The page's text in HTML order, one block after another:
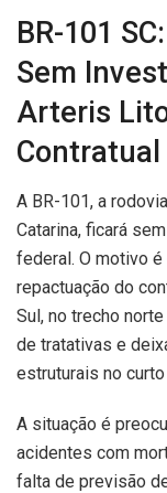
BR-101
Sem
Arteris
A BR-101, a
Catarina, ficará
federal. O motivo
repactuação do
Sul, no trecho
de tratativas e
estruturais no
A situação é
acidentes com
falta de previsão